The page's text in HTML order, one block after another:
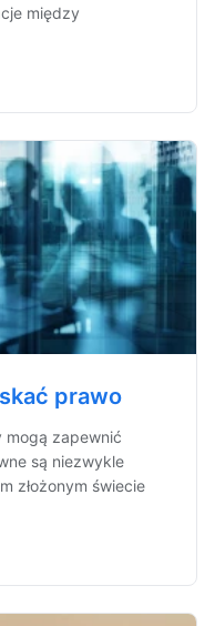
między
prawo
mogą zapewnić
są niezwykle
złożonym świecie